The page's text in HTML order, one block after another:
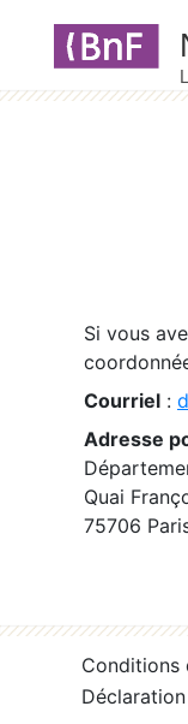
Si vous
Courriel :
Adresse
Quai
75706
Conditions